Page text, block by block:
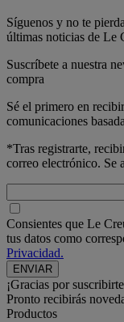
Síguenos y no te
últimas noticias de Le
Suscríbete a nuestra
compra
Sé el primero en
comunicaciones
*Tras registrarte,
correo electrónico. Se
Consientes que Le
tus datos como
Privacidad.
¡Gracias por
Pronto recibirás
Productos